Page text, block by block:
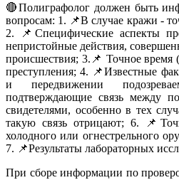
🔴Полиграфолог должен быть
вопросам: 1. 📌В случае кражи -
2. 📌Специфические аспекты
непристойные действия,
происшествия; 3.📌 Точное время
преступления; 4. 📌Известные
и передвижении
подтверждающие связь между
свидетелями, особенно в тех
такую связь отрицают; 6.
холодного или огнестрельного
7. 📌Результаты лабораторных
При сборе информации по